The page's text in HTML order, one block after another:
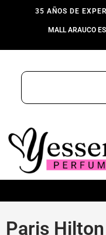
35 AÑOS DE
MALL ARAUCO
Paris Hilton